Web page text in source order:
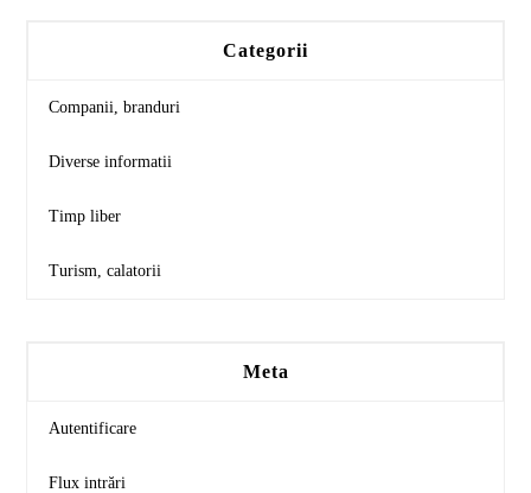
Categorii
Companii, branduri
Diverse informatii
Timp liber
Turism, calatorii
Meta
Autentificare
Flux intrări